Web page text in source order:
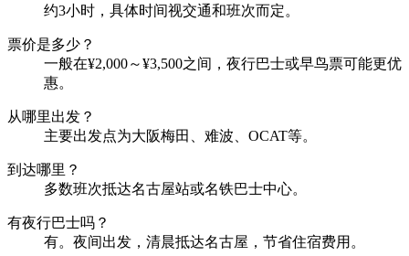
约3小时，具体时间视交通和班次而定。
票价是多少？
一般在¥2,000～¥3,500之间，夜行巴士或早鸟票可能更优
惠。
从哪里出发？
主要出发点为大阪梅田、难波、OCAT等。
到达哪里？
多数班次抵达名古屋站或名铁巴士中心。
有夜行巴士吗？
有。夜间出发，清晨抵达名古屋，节省住宿费用。